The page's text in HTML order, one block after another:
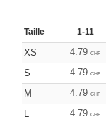
Taille 1-11
XS 4.79 CHF
S
4.79 CHF
M
4.79 CHF
L
4.79 CHF